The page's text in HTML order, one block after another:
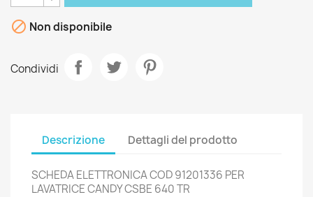
 Non disponibile
Condividi
Descrizione Dettagli del prodotto
SCHEDA ELETTRONICA COD 91201336 PER
LAVATRICE CANDY CSBE 640 TR